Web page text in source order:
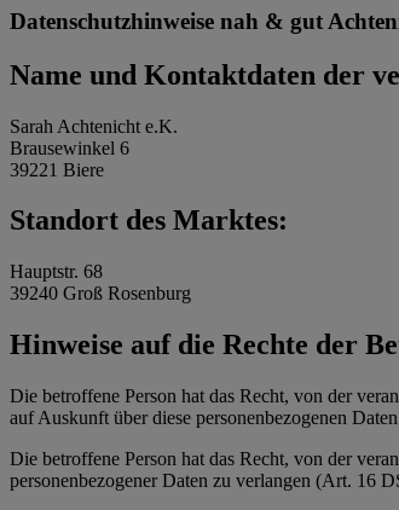
Datenschutzhinweise nah & gut
Name und Kontaktdaten der
Sarah Achtenicht e.K.
Brausewinkel 6
39221 Biere
Standort des Marktes:
Hauptstr. 68
39240 Groß Rosenburg
Hinweise auf die Rechte der
Die betroffene Person hat das Recht, von der
auf Auskunft über diese personenbezogenen
Die betroffene Person hat das Recht, von der
personenbezogener Daten zu verlangen (Art. 16